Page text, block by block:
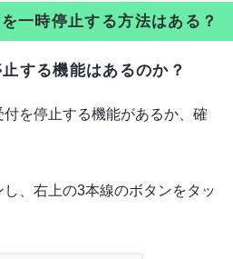
一時停止する方法はある？
する機能はあるのか？
を停止する機能があるか、確
、右上の3本線のボタンをタッ